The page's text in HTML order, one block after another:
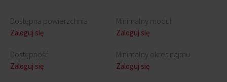
Dostępna powierzchnia
Zaloguj się
Dostępność
Zaloguj się
Minimalny moduł
Zaloguj się
Minimalny okres najmu
Zaloguj się